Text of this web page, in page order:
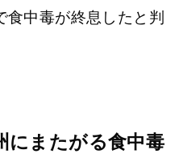
中毒が終息したと判
にまたがる食中毒